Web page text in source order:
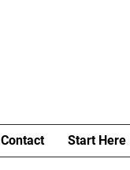
Contact Start Here